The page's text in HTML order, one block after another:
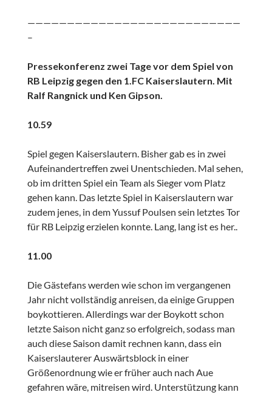
———————————————————————————
–
Pressekonferenz zwei Tage vor dem Spiel von
RB Leipzig gegen den 1.FC Kaiserslautern. Mit
Ralf Rangnick und Ken Gipson.
10.59
Spiel gegen Kaiserslautern. Bisher gab es in zwei
Aufeinandertreffen zwei Unentschieden. Mal sehen,
ob im dritten Spiel ein Team als Sieger vom Platz
gehen kann. Das letzte Spiel in Kaiserslautern war
zudem jenes, in dem Yussuf Poulsen sein letztes Tor
für RB Leipzig erzielen konnte. Lang, lang ist es her..
11.00
Die Gästefans werden wie schon im vergangenen
Jahr nicht vollständig anreisen, da einige Gruppen
boykottieren. Allerdings war der Boykott schon
letzte Saison nicht ganz so erfolgreich, sodass man
auch diese Saison damit rechnen kann, dass ein
Kaiserslauterer Auswärtsblock in einer
Größenordnung wie er früher auch nach Aue
gefahren wäre, mitreisen wird. Unterstützung kann